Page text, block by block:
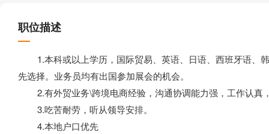
职位描述
1.本科或以上学历，国际贸易、英语、日语、西班牙语、
先选择。业务员均有出国参加展会的机会。
2.有外贸业务\跨境电商经验，沟通协调能力强，工作认真
3.吃苦耐劳，听从领导安排。
4.本地户口优先